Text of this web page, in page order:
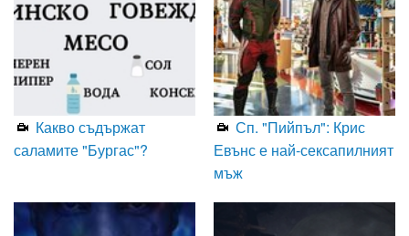
Какво съдържат
саламите "Бургас"?
Сп. "Пийпъл": Крис
Евънс е най-сексапилният
мъж